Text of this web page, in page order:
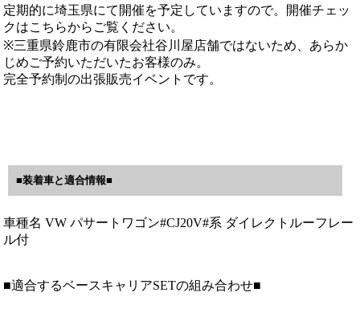
定期的に埼玉県にて開催を予定していますので。開催チェッ
クはこちらからご覧ください。
※三重県鈴鹿市の有限会社谷川屋店舗ではないため、あらか
じめご予約いただいたお客様のみ。
完全予約制の出張販売イベントです。
■装着車と適合情報■
車種名 VW パサートワゴン#CJ20V#系 ダイレクトルーフレー
ル付
■適合するベースキャリアSETの組み合わせ■